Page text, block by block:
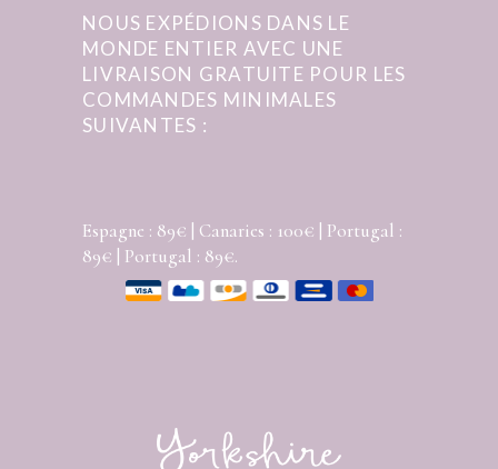
NOUS EXPÉDIONS DANS LE
MONDE ENTIER AVEC UNE
LIVRAISON GRATUITE POUR LES
COMMANDES MINIMALES
SUIVANTES :
Espagne : 89€ | Canaries : 100€ | Portugal :
89€ | Portugal : 89€.